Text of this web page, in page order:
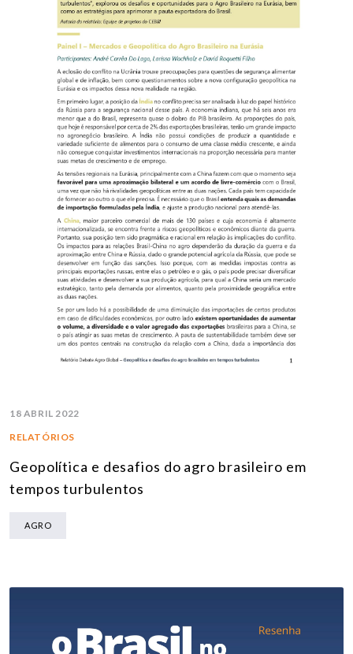
18 ABRIL 2022
RELATÓRIOS
Geopolítica e desafios do agro brasileiro em
tempos turbulentos
AGRO